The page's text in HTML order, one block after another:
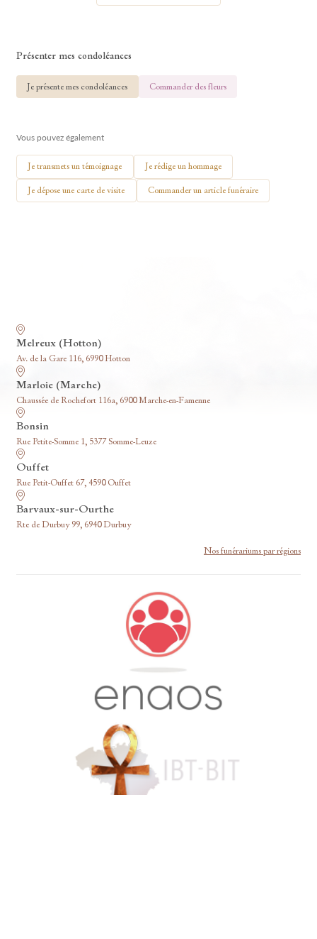
Présenter mes condoléances
Je présente mes condoléances Commander des fleurs
Vous pouvez également
Je transmets un témoignage Je rédige un hommage
Je dépose une carte de visite Commander un article funéraire
Melreux (Hotton)
Av. de la Gare 116, 6990 Hotton
Marloie (Marche)
Chaussée de Rochefort 116a, 6900 Marche-en-Famenne
Bonsin
Rue Petite-Somme 1, 5377 Somme-Leuze
Ouffet
Rue Petit-Ouffet 67, 4590 Ouffet
Barvaux-sur-Ourthe
Rte de Durbuy 99, 6940 Durbuy
Nos funérariums par régions